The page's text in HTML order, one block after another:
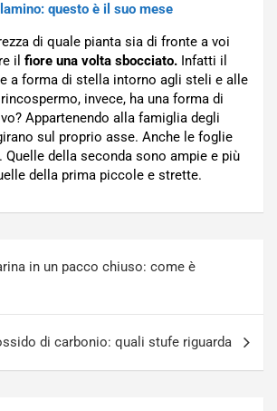
questo è il suo mese
di quale pianta sia di fronte a voi
il fiore una volta sbocciato. Infatti il
a forma di stella intorno agli steli e alle
invece, ha una forma di
Appartenendo alla famiglia degli
sul proprio asse. Anche le foglie
Quelle della seconda sono ampie e più
della prima piccole e strette.
in un pacco chiuso: come è
di carbonio: quali stufe riguarda